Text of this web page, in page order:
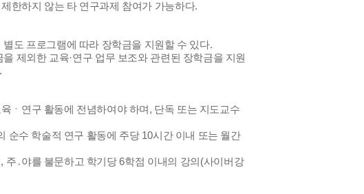
한하지 않는 타 연구과제 참여가 가능하다.
도 프로그램에 따라 장학금을 지원할 수 있다.
을 제외한 교육·연구 업무 보조와 관련된 장학금을 지원
.
ㆍ연구 활동에 전념하여야 하며 , 단독 또는 지도교수
순수 학술적 연구 활동에 주당 10시간 이내 또는 월간
, 주 ․야를 불문하고 학기당6학점 이내의 강의 (사이버강